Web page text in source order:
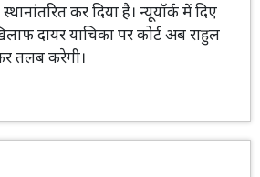
की विशेष अदालत ने कांग्रेस नेता राहुल
द्वारा भगवान राम पर की गई कथित
के मामले को पुनर्विचार के लिए निचली
दिया है। न्यूयॉर्क में दिए विवादास्पद
पर कोर्ट अब राहुल गांधी को